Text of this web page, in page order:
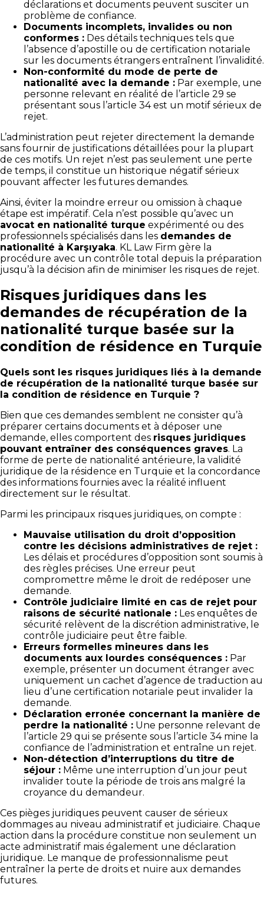
déclarations et documents peuvent susciter un
problème de confiance.
Documents incomplets, invalides ou non
conformes : Des détails techniques tels que
l’absence d’apostille ou de certification notariale
sur les documents étrangers entraînent l’invalidité.
Non-conformité du mode de perte de
nationalité avec la demande : Par exemple, une
personne relevant en réalité de l’article 29 se
présentant sous l’article 34 est un motif sérieux de
rejet.
L’administration peut rejeter directement la demande
sans fournir de justifications détaillées pour la plupart
de ces motifs. Un rejet n’est pas seulement une perte
de temps, il constitue un historique négatif sérieux
pouvant affecter les futures demandes.
Ainsi, éviter la moindre erreur ou omission à chaque
étape est impératif. Cela n’est possible qu’avec un
avocat en nationalité turque expérimenté ou des
professionnels spécialisés dans les demandes de
nationalité à Karşıyaka. KL Law Firm gère la
procédure avec un contrôle total depuis la préparation
jusqu’à la décision afin de minimiser les risques de rejet.
Risques juridiques dans les
demandes de récupération de la
nationalité turque basée sur la
condition de résidence en Turquie
Quels sont les risques juridiques liés à la demande
de récupération de la nationalité turque basée sur
la condition de résidence en Turquie ?
Bien que ces demandes semblent ne consister qu’à
préparer certains documents et à déposer une
demande, elles comportent des risques juridiques
pouvant entraîner des conséquences graves. La
forme de perte de nationalité antérieure, la validité
juridique de la résidence en Turquie et la concordance
des informations fournies avec la réalité influent
directement sur le résultat.
Parmi les principaux risques juridiques, on compte :
Mauvaise utilisation du droit d’opposition
contre les décisions administratives de rejet :
Les délais et procédures d’opposition sont soumis à
des règles précises. Une erreur peut
compromettre même le droit de redéposer une
demande.
Contrôle judiciaire limité en cas de rejet pour
raisons de sécurité nationale : Les enquêtes de
sécurité relèvent de la discrétion administrative, le
contrôle judiciaire peut être faible.
Erreurs formelles mineures dans les
documents aux lourdes conséquences : Par
exemple, présenter un document étranger avec
uniquement un cachet d’agence de traduction au
lieu d’une certification notariale peut invalider la
demande.
Déclaration erronée concernant la manière de
perdre la nationalité : Une personne relevant de
l’article 29 qui se présente sous l’article 34 mine la
confiance de l’administration et entraîne un rejet.
Non-détection d’interruptions du titre de
séjour : Même une interruption d’un jour peut
invalider toute la période de trois ans malgré la
croyance du demandeur.
Ces pièges juridiques peuvent causer de sérieux
dommages au niveau administratif et judiciaire. Chaque
action dans la procédure constitue non seulement un
acte administratif mais également une déclaration
juridique. Le manque de professionnalisme peut
entraîner la perte de droits et nuire aux demandes
futures.